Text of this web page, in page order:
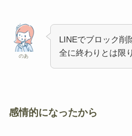
のあ
LINEでブロック削
全に終わりとは限
感情的になったから